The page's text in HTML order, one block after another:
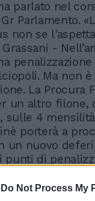
Do Not Process My
parlato nel
Parlamento.
non se
-
Ma non
La Procura
un altro filone,
sulle 4
porterà a
un nuovo
punti di